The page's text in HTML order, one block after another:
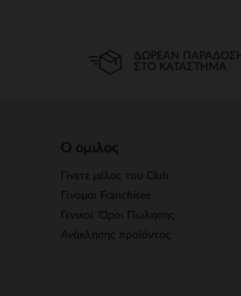
ΔΩΡΕΆΝ ΠΑΡΆΔΟΣΗ
ΣΤΟ ΚΑΤΆΣΤΗΜΑ
Ο ομιλος
Γίνετε μέλος του Club
Γίνομαι Franchisee
Γενικοί 'Οροι Πώλησης
Ανάκλησης προϊόντος